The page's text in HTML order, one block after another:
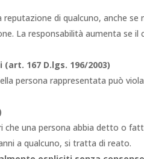
di qualcuno, anche se
La responsabilità aumenta se il
167 D.lgs. 196/2003)
persona rappresentata può
una persona abbia detto o
a qualcuno, si tratta di reato.